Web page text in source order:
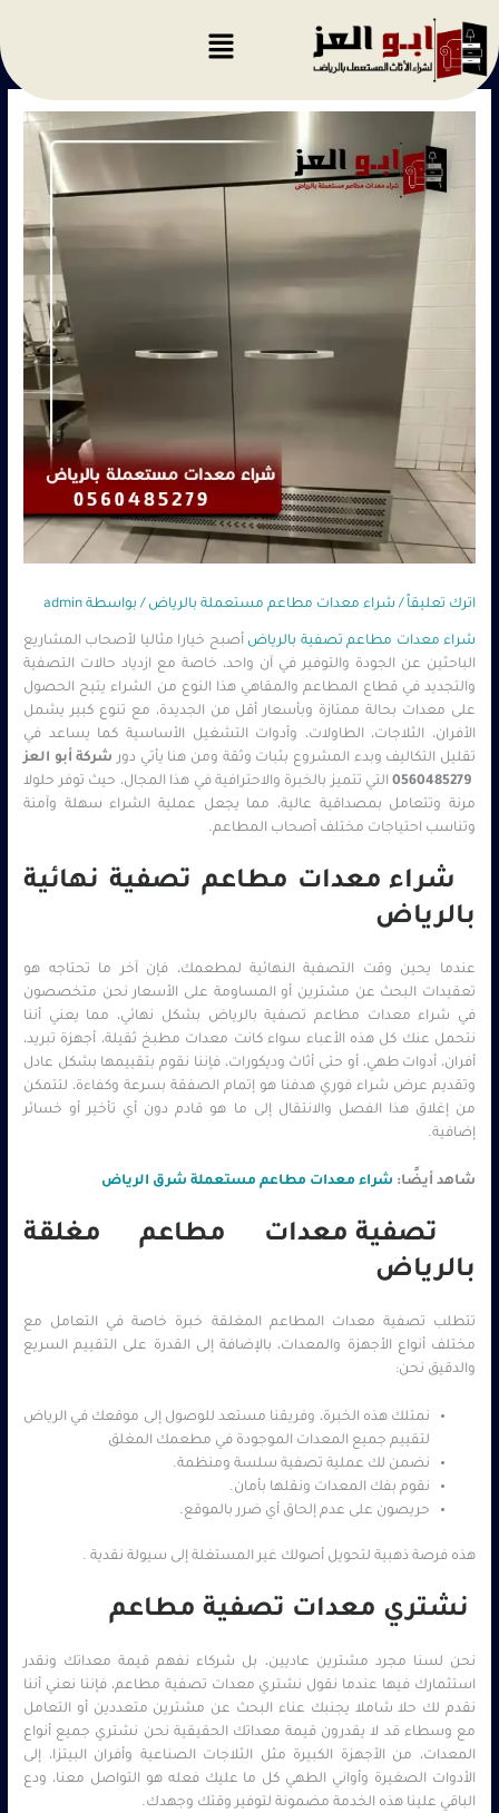
المحتوى
اترك تعليقاً / شراء معدات مطاعم مستعملة بالرياض / بواسطة admin
شراء معدات مطاعم تصفية بالرياض أصبح خيارا مثاليا لأصحاب المشاريع
الباحثين عن الجودة والتوفير في آن واحد، خاصة مع ازدياد حالات التصفية
والتجديد في قطاع المطاعم والمقاهي هذا النوع من الشراء يتيح الحصول
على معدات بحالة ممتازة وبأسعار أقل من الجديدة، مع تنوع كبير يشمل
الأفران، الثلاجات، الطاولات، وأدوات التشغيل الأساسية كما يساعد في
تقليل التكاليف وبدء المشروع بثبات وثقة ومن هنا يأتي دورشركة أبو العز
التي تتميز بالخبرة والاحترافية في هذا المجال، حيث توفر حلولا
مرنة وتتعامل بمصداقية عالية، مما يجعل عملية الشراء سهلة وآمنة
وتناسب احتياجات مختلف أصحاب المطاعم.
شراء معدات مطاعم تصفية نهائية
بالرياض
عندما يحين وقت التصفية النهائية لمطعمك، فإن آخر ما تحتاجه هو
تعقيدات البحث عن مشترين أو المساومة على الأسعار نحن متخصصون
في شراء معدات مطاعم تصفية بالرياض بشكل نهائي، مما يعني أننا
نتحمل عنك كل هذه الأعباء سواء كانت معدات مطبخ ثقيلة، أجهزة تبريد،
أفران، أدوات طهي، أو حتى أثاث وديكورات، فإننا نقوم بتقييمها بشكل عادل
وتقديم عرض شراء فوري هدفنا هو إتمام الصفقة بسرعة وكفاءة، لتتمكن
من إغلاق هذا الفصل والانتقال إلى ما هو قادم دون أي تأخير أو خسائر
إضافية.
شاهد أيضًا: شراء معدات مطاعم مستعملة شرق الرياض
تصفية معدات مطاعم مغلقة
بالرياض
تتطلب تصفية معدات المطاعم المغلقة خبرة خاصة في التعامل مع
مختلف أنواع الأجهزة والمعدات، بالإضافة إلى القدرة على التقييم السريع
والدقيق نحن:
نمتلك هذه الخبرة، وفريقنا مستعد للوصول إلى موقعك في الرياض
لتقييم جميع المعدات الموجودة في مطعمك المغلق
نضمن لك عملية تصفية سلسة ومنظمة.
نقوم بفك المعدات ونقلها بأمان.
حريصون على عدم إلحاق أي ضرر بالموقع.
هذه فرصة ذهبية لتحويل أصولك غير المستغلة إلى سيولة نقدية .
نشتري معدات تصفية مطاعم
نحن لسنا مجرد مشترين عاديين، بل شركاء نفهم قيمة معداتك ونقدر
استثمارك فيها عندما نقول نشتري معدات تصفية مطاعم، فإننا نعني أننا
نقدم لك حلا شاملا يجنبك عناء البحث عن مشترين متعددين أو التعامل
مع وسطاء قد لا يقدرون قيمة معداتك الحقيقية نحن نشتري جميع أنواع
المعدات، من الأجهزة الكبيرة مثل الثلاجات الصناعية وأفران البيتزا، إلى
الأدوات الصغيرة وأواني الطهي كل ما عليك فعله هو التواصل معنا، ودع
الباقي علينا هذه الخدمة مضمونة لتوفير وقتك وجهدك.